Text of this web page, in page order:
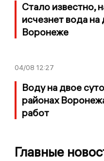
Стало известно,
исчезнет вода на
Воронеже
04/08 12:27
Воду на двое
районах
работ
Главные